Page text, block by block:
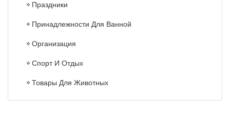
Праздники
Принадлежности Для Ванной
Организация
Спорт И Отдых
Товары Для Животных